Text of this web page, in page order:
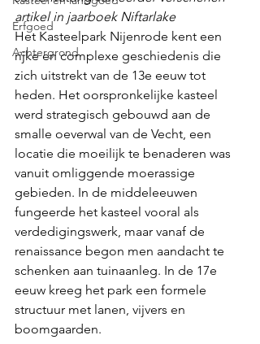
Erfgoed
Achtergrond
artikel in jaarboek Niftarlake
Het Kasteelpark Nijenrode kent een
rijke en complexe geschiedenis die
zich uitstrekt van de 13e eeuw tot
heden. Het oorspronkelijke kasteel
werd strategisch gebouwd aan de
smalle oeverwal van de Vecht, een
locatie die moeilijk te benaderen was
vanuit omliggende moerassige
gebieden. In de middeleeuwen
fungeerde het kasteel vooral als
verdedigingswerk, maar vanaf de
renaissance begon men aandacht te
schenken aan tuinaanleg. In de 17e
eeuw kreeg het park een formele
structuur met lanen, vijvers en
boomgaarden.